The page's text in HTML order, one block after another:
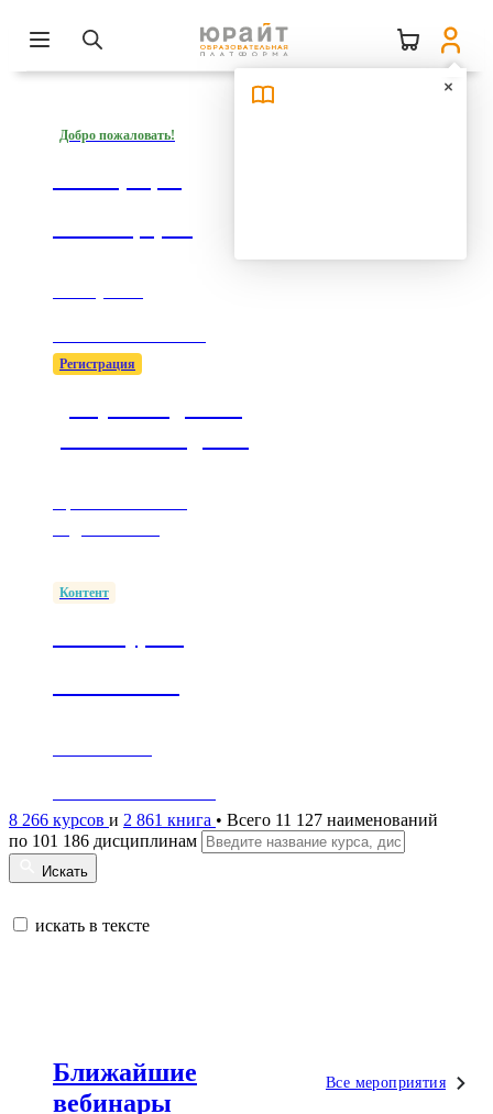
Добро пожаловать!
Регистрация
Контент
8 266 курсов и 2 861 книга • Всего 11 127 наименований
по 101 186 дисциплинам
Искать
искать в тексте
Ближайшие
вебинары
Все мероприятия